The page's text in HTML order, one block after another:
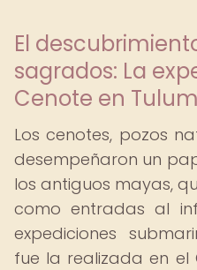
El
sagrados: La
Cenote en Tulum
Los cenotes, pozos
desempeñaron un
los antiguos mayas,
como entradas al
expediciones
fue la realizada en el